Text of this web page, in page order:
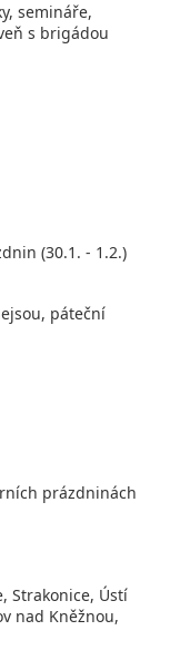
semináře,
s brigádou
(30.1. - 1.2.)
páteční
prázdninách
Strakonice, Ústí
nad Kněžnou,